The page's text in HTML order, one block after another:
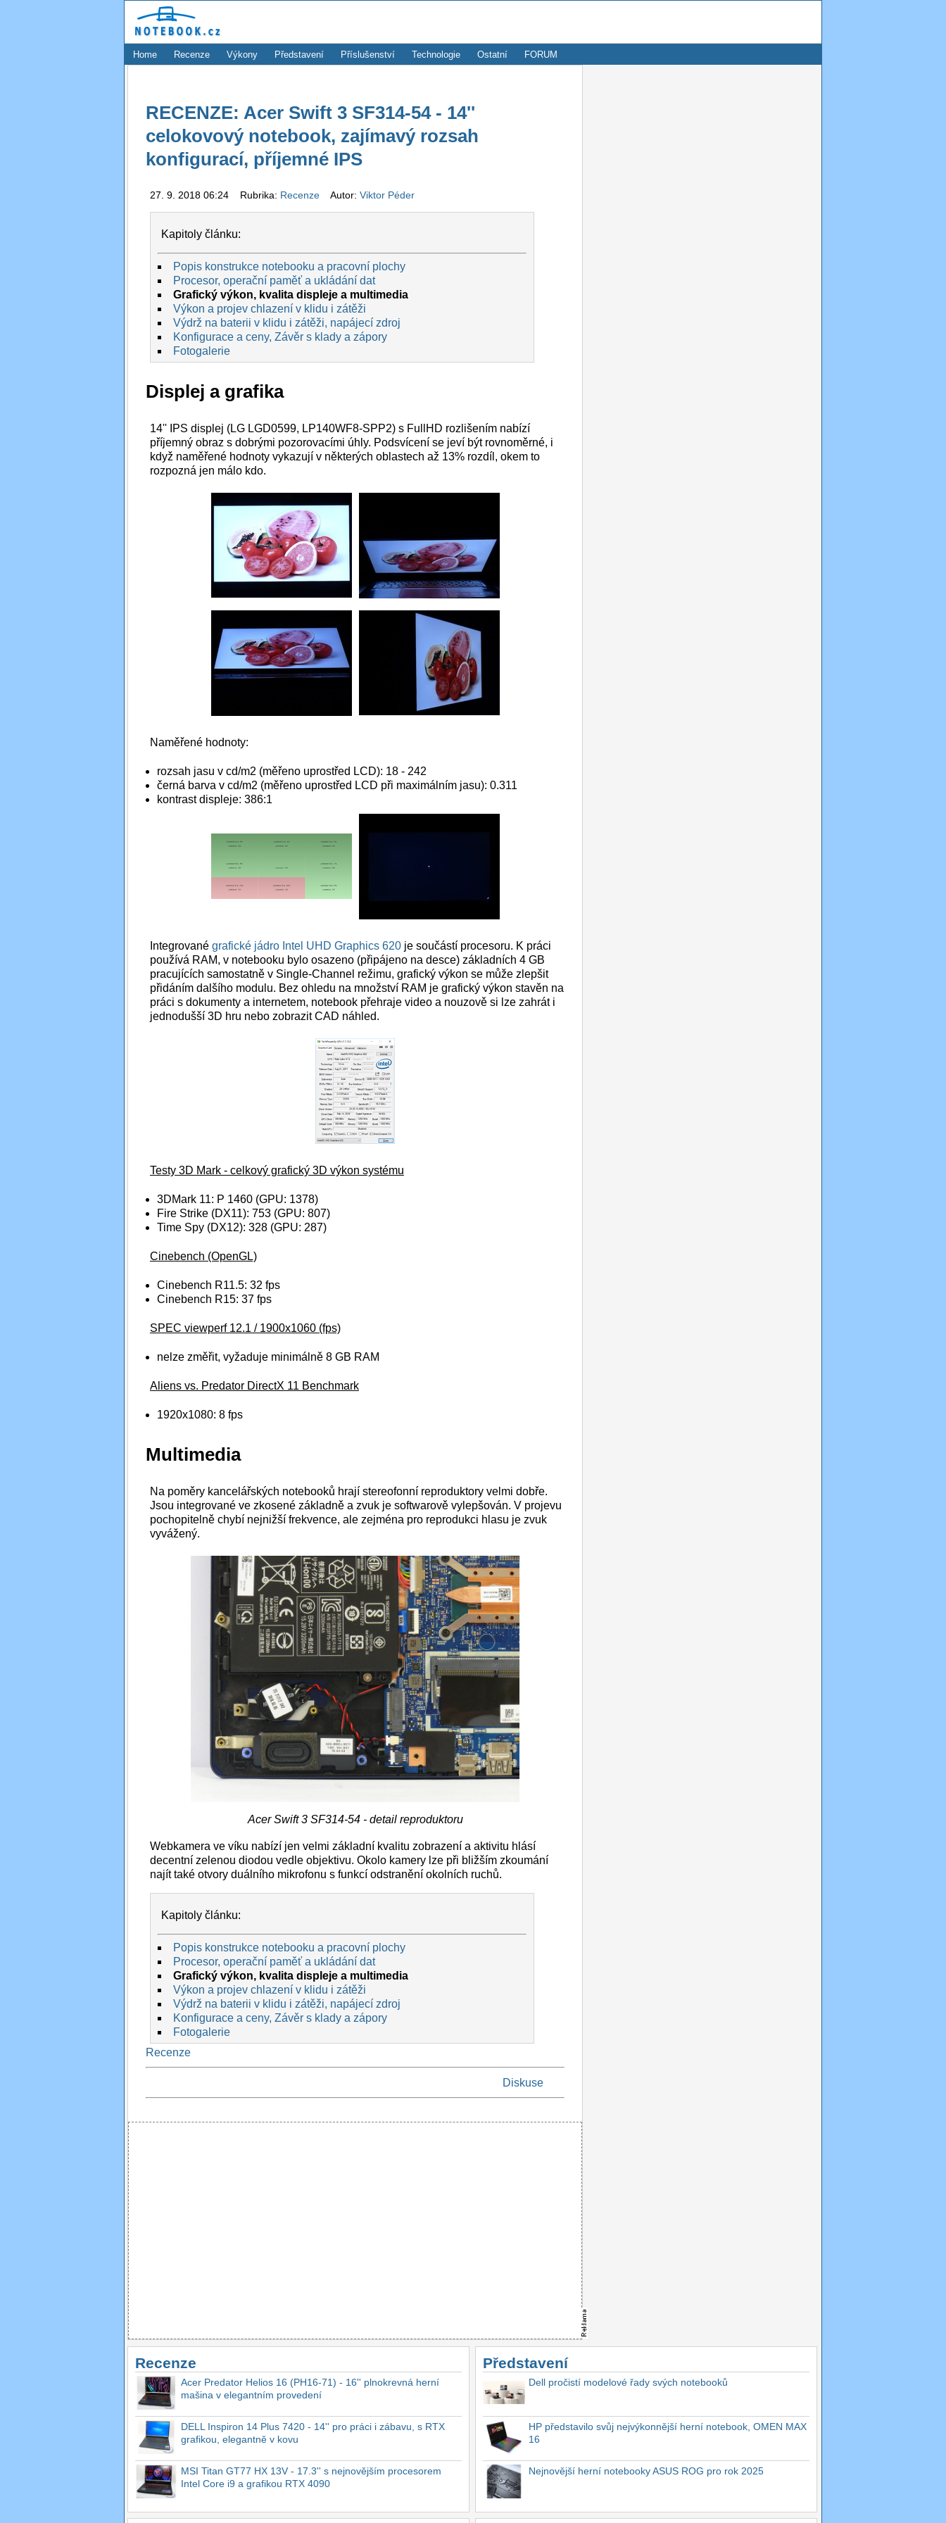
Home Recenze Výkony Představení Příslušenství Technologie Ostatní FORUM
RECENZE: Acer Swift 3 SF314-54 - 14''
celokovový notebook, zajímavý rozsah
konfigurací, příjemné IPS
27. 9. 2018 06:24 Rubrika: Recenze Autor: Viktor Péder
Kapitoly článku:
Popis konstrukce notebooku a pracovní plochy
Procesor, operační paměť a ukládání dat
Grafický výkon, kvalita displeje a multimedia
Výkon a projev chlazení v klidu i zátěži
Výdrž na baterii v klidu i zátěži, napájecí zdroj
Konfigurace a ceny, Závěr s klady a zápory
Fotogalerie
Displej a grafika
14'' IPS displej (LG LGD0599, LP140WF8-SPP2) s FullHD rozlišením nabízí
příjemný obraz s dobrými pozorovacími úhly. Podsvícení se jeví být rovnoměrné, i
když naměřené hodnoty vykazují v některých oblastech až 13% rozdíl, okem to
rozpozná jen málo kdo.
Naměřené hodnoty:
rozsah jasu v cd/m2 (měřeno uprostřed LCD): 18 - 242
černá barva v cd/m2 (měřeno uprostřed LCD při maximálním jasu): 0.311
kontrast displeje: 386:1
Integrované grafické jádro Intel UHD Graphics 620je součástí procesoru. K práci
používá RAM, v notebooku bylo osazeno (připájeno na desce) základních 4 GB
pracujících samostatně v Single-Channel režimu, grafický výkon se může zlepšit
přidáním dalšího modulu. Bez ohledu na množství RAM je grafický výkon stavěn na
práci s dokumenty a internetem, notebook přehraje video a nouzově si lze zahrát i
jednodušší 3D hru nebo zobrazit CAD náhled.
Testy 3D Mark - celkový grafický 3D výkon systému
3DMark 11: P 1460 (GPU: 1378)
Fire Strike (DX11): 753 (GPU: 807)
Time Spy (DX12): 328 (GPU: 287)
Cinebench (OpenGL)
Cinebench R11.5: 32 fps
Cinebench R15: 37 fps
SPEC viewperf 12.1 / 1900x1060 (fps)
nelze změřit, vyžaduje minimálně 8 GB RAM
Aliens vs. Predator DirectX 11 Benchmark
1920x1080: 8 fps
Multimedia
Na poměry kancelářských notebooků hrají stereofonní reproduktory velmi dobře.
Jsou integrované ve zkosené základně a zvuk je softwarově vylepšován. V projevu
pochopitelně chybí nejnižší frekvence, ale zejména pro reprodukci hlasu je zvuk
vyvážený.
Acer Swift 3 SF314-54 - detail reproduktoru
Webkamera ve víku nabízí jen velmi základní kvalitu zobrazení a aktivitu hlásí
decentní zelenou diodou vedle objektivu. Okolo kamery lze při bližším zkoumání
najít také otvory duálního mikrofonu s funkcí odstranění okolních ruchů.
Kapitoly článku:
Popis konstrukce notebooku a pracovní plochy
Procesor, operační paměť a ukládání dat
Grafický výkon, kvalita displeje a multimedia
Výkon a projev chlazení v klidu i zátěži
Výdrž na baterii v klidu i zátěži, napájecí zdroj
Konfigurace a ceny, Závěr s klady a zápory
Fotogalerie
Recenze
Diskuse
Recenze
Acer Predator Helios 16 (PH16-71) - 16'' plnokrevná herní
mašina v elegantním provedení
DELL Inspiron 14 Plus 7420 - 14'' pro práci i zábavu, s RTX
grafikou, elegantně v kovu
MSI Titan GT77 HX 13V - 17.3'' s nejnovějším procesorem
Intel Core i9 a grafikou RTX 4090
Představení
Dell pročistí modelové řady svých notebooků
HP představilo svůj nejvýkonnější herní notebook, OMEN MAX
16
Nejnovější herní notebooky ASUS ROG pro rok 2025